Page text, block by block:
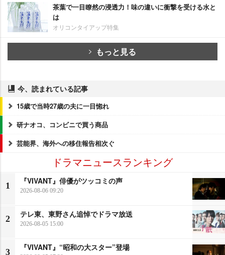
茶葉で一目瞭然の浸透力！味の違いに衝撃を受ける水と
は
オリコンタイアップ特集
もっと見る
今、読まれている記事
15歳で当時27歳の夫に一目惚れ
研ナオコ、コンビニで買う商品
芸能界、海外への移住報告相次ぐ
ドラマニュースランキング
1
『VIVANT』俳優がツッコミの声
2026-08-06 09:20
2
テレ東、東野さん追悼でドラマ放送
2026-08-05 15:00
3
『VIVANT』“昭和の大スター”登場